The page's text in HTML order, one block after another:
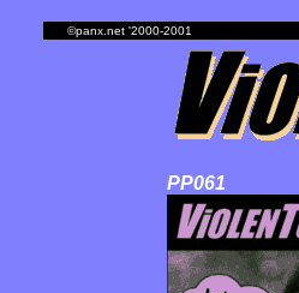
©panx.net '2000-2001
PP061